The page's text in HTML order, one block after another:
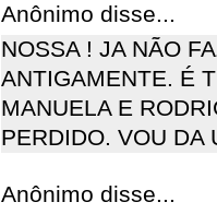
Anônimo disse...
NOSSA ! JA NÃO
ANTIGAMENTE. É
MANUELA E
PERDIDO. VOU DA
Anônimo disse...